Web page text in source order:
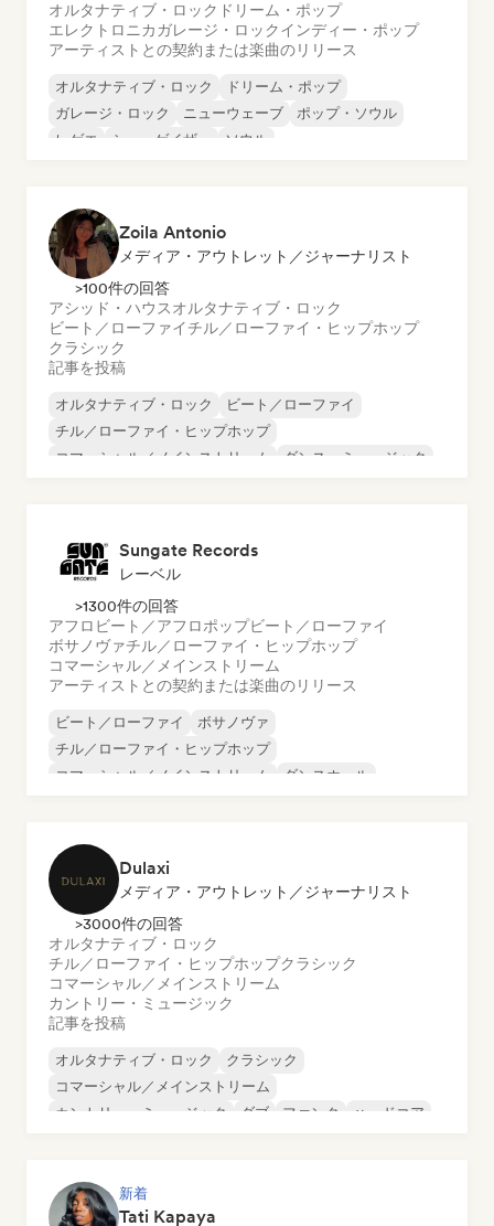
オルタナティブ・ロック ドリーム・ポップ
エレクトロニカガレージ・ロックインディー・ポップ
アーティストとの契約または楽曲のリリース
オルタナティブ・ロック
ドリーム・ポップ
ガレージ・ロック
ニューウェーブ
ポップ・ソウル
レゲエ
シューゲイザー ソウル
Zoila Antonio
メディア・アウトレット／ジャーナリスト
>100件の回答
アシッド・ハウスオルタナティブ・ロック
ビート／ローファイチル／ローファイ・ヒップホップ
クラシック
記事を投稿
オルタナティブ・ロック
ビート／ローファイ
チル／ローファイ・ヒップホップ
コマーシャル／メインストリーム
ダンス・ミュージック
Sungate Records
レーベル
>1300件の回答
アフロビート／アフロポップビート／ローファイ
ボサノヴァチル／ローファイ・ヒップホップ
コマーシャル／メインストリーム
アーティストとの契約または楽曲のリリース
ビート／ローファイ
ボサノヴァ
チル／ローファイ・ヒップホップ
コマーシャル／メインストリーム
ダンスホール
Dulaxi
メディア・アウトレット／ジャーナリスト
>3000件の回答
オルタナティブ・ロック
チル／ローファイ・ヒップホップクラシック
コマーシャル／メインストリーム
カントリー・ミュージック
記事を投稿
オルタナティブ・ロック
クラシック
コマーシャル／メインストリーム
カントリー・ミュージック
ダブ ファンク
ハードコア
新着
Tati Kapaya